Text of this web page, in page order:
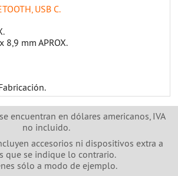
USB C.
8,9 mm APROX.
encuentran en dólares americanos, IVA
no incluido.
accesorios ni dispositivos extra a
que se indique lo contrario.
sólo a modo de ejemplo.